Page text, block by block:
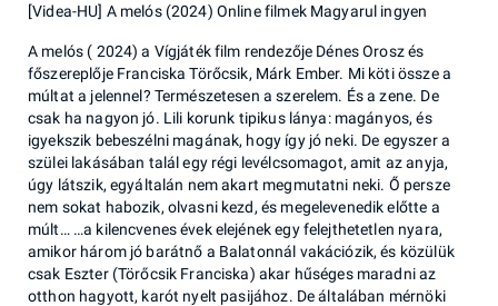
[Videa-HU] A melós (2024) Online filmek Magyarul ingyen
A melós ( 2024) a Vígjáték film rendezője Dénes Orosz és
főszereplője Franciska Törőcsik, Márk Ember. Mi köti össze a
múltat a jelennel? Természetesen a szerelem. És a zene. De
csak ha nagyon jó. Lili korunk tipikus lánya: magányos, és
igyekszik bebeszélni magának, hogy így jó neki. De egyszer a
szülei lakásában talál egy régi levélcsomagot, amit az anyja,
úgy látszik, egyáltalán nem akart megmutatni neki. Ő persze
nem sokat habozik, olvasni kezd, és megelevenedik előtte a
múlt… …a kilencvenes évek elejének egy felejthetetlen nyara,
amikor három jó barátnő a Balatonnál vakációzik, és közülük
csak Eszter (Törőcsik Franciska) akar hűséges maradni az
otthon hagyott, karót nyelt pasijához. De általában mérnöki